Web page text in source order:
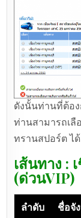
ดังนั้นท่านที่ต้อง
ท่านสามารถเลื
ทรานสปอร์ต ไ
เส้นทาง :
(ด่วนVIP)
ลำดับ ชื่อจั